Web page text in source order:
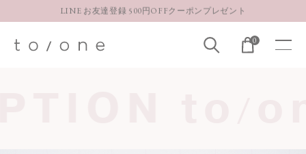
【重要】お盆期間中のお問い合わせと商品配送に関しまして
お得な定期購入コースはこちら 0